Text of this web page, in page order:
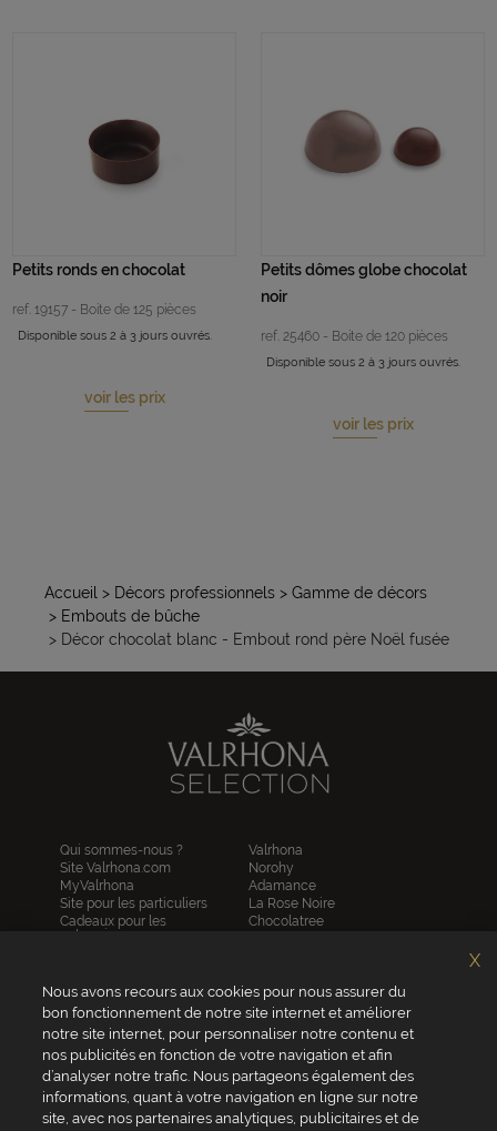
Petits ronds en chocolat
ref. 19157 - Boite de 125 pièces
Disponible sous 2 à 3 jours ouvrés.
voir les prix
Petits dômes globe chocolat
noir
ref. 25460 - Boite de 120 pièces
Disponible sous 2 à 3 jours ouvrés.
voir les prix
Accueil > Décors professionnels > Gamme de décors
> Embouts de bûche
> Décor chocolat blanc - Embout rond père Noël fusée
Qui sommes-nous ?
Site Valrhona.com
MyValrhona
Site pour les particuliers
Cadeaux pour les
entreprises
Contactez-nous
Valrhona
Norohy
Adamance
La Rose Noire
Chocolatree
Republica del cacao
Service client
04 75 07 51 51
Du lundi au jeudi : 8h - 18h
Le vendredi : 8h - 17h
Nous avons recours aux cookies pour nous assurer du
bon fonctionnement de notre site internet et améliorer
notre site internet, pour personnaliser notre contenu et
nos publicités en fonction de votre navigation et afin
d’analyser notre trafic. Nous partageons également des
informations, quant à votre navigation en ligne sur notre
site, avec nos partenaires analytiques, publicitaires et de
X